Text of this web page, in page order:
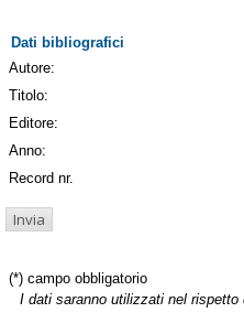
Dati bibliografici
Autore:
Titolo:
Editore:
Anno:
Record nr.
(*) campo obbligatorio
I dati saranno utilizzati nel rispetto